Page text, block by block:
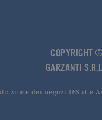
COPYRIGHT
GARZANTI
dei negozi IBS.it e
.facebook.com
Dominio
.garzanti.it
oo
.facebook.com